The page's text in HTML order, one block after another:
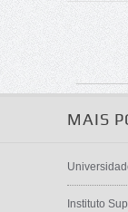
MAIS
Instituto